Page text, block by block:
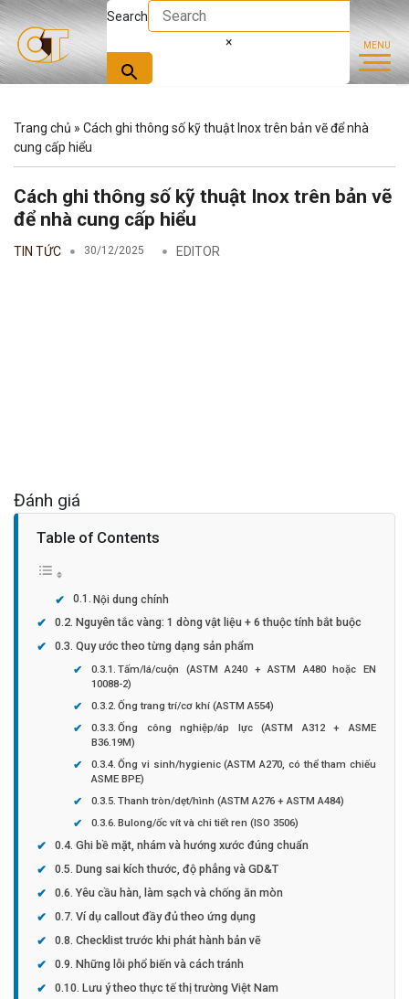
Search
×
Trang chủ » Cách ghi thông số kỹ thuật Inox trên bản vẽ để nhà
cung cấp hiểu
Cách ghi thông số kỹ thuật Inox trên bản vẽ
để nhà cung cấp hiểu
TIN TỨC 30/12/2025 EDITOR
Đánh giá
Table of Contents
Nội dung chính
Nguyên tắc vàng: 1 dòng vật liệu + 6 thuộc tính bắt buộc
Quy ước theo từng dạng sản phẩm
Tấm/lá/cuộn (ASTM A240 + ASTM A480 hoặc EN
10088-2)
Ống trang trí/cơ khí (ASTM A554)
Ống công nghiệp/áp lực (ASTM A312 + ASME
B36.19M)
Ống vi sinh/hygienic (ASTM A270, có thể tham chiếu
ASME BPE)
Thanh tròn/dẹt/hình (ASTM A276 + ASTM A484)
Bulong/ốc vít và chi tiết ren (ISO 3506)
Ghi bề mặt, nhám và hướng xước đúng chuẩn
Dung sai kích thước, độ phẳng và GD&T
Yêu cầu hàn, làm sạch và chống ăn mòn
Ví dụ callout đầy đủ theo ứng dụng
Checklist trước khi phát hành bản vẽ
Những lỗi phổ biến và cách tránh
Lưu ý theo thực tế thị trường Việt Nam